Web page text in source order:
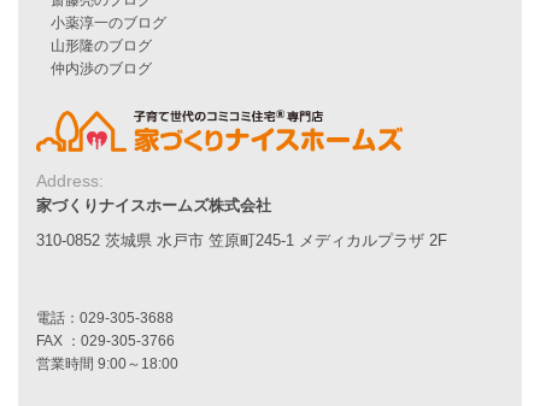
家づくりナイスホームズの家づくり
耐震性能
家づくりの流れ
アフターメンテナンス
平屋をお考えの方へ
二世帯住宅をお考えの方へ
施工事例一覧
Address:
家づくりナイスホームズ株式会社
310-0852 茨城県 水戸市 笠原町245-1 メディカルプラザ 2F